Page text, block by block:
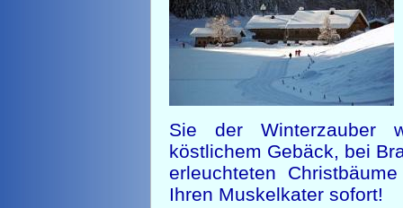
Sie der Winterzauber
köstlichem Gebäck, bei
erleuchteten
Ihren Muskelkater sofort!